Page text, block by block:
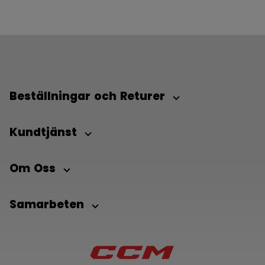
Beställningar och Returer
Kundtjänst
Om Oss
Samarbeten